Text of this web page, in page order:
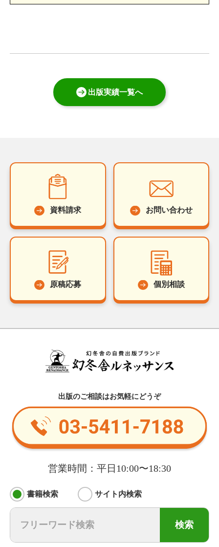
出版実績一覧へ
資料請求 お問い合わせ
原稿応募 個別相談
出版のご相談はお気軽にどうぞ
営業時間：平日10:00〜18:30
書籍検索 サイト内検索
検索